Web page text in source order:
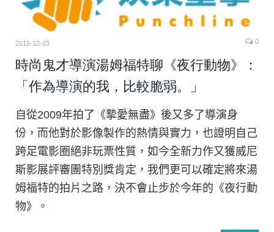
2016-12-03 0
時尚鬼才導演湯姆福特聊《夜行動物》：
「作為導演的我，比較脆弱。」
自從2009年拍了《摯愛無盡》後又多了導演身
份，而他對於影像製作的熱情與實力，也證明自己
跨足電影圈絕非玩票性質，如今全新力作又獲威尼
斯影展評審團特別獎肯定，我們更可以確定將來湯
姆福特的拍片之路，決不會止步於今年的《夜行動
物》。